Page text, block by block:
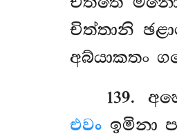
චිත්තානි
අබ්යාකතං
139.
එවං ඉමිනා